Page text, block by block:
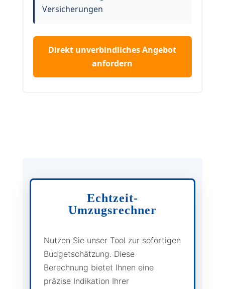
Versicherungen
Direkt unverbindliches Angebot
anfordern
Echtzeit-
Umzugsrechner
Nutzen Sie unser Tool zur sofortigen
Budgetschätzung. Diese
Berechnung bietet Ihnen eine
präzise Indikation Ihrer